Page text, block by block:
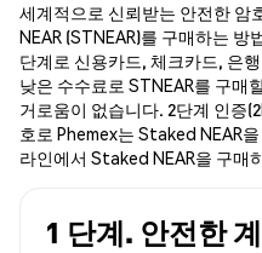
세계적으로 신뢰받는 안전한 암
NEAR (STNEAR)를 구매하는
단계로 신용카드, 체크카드, 은
낮은 수수료로 STNEAR를 구매
거로움이 없습니다. 2단계 인증
호로 Phemex는 Staked NEAR
라인에서 Staked NEAR을 구매
1 단계. 안전한